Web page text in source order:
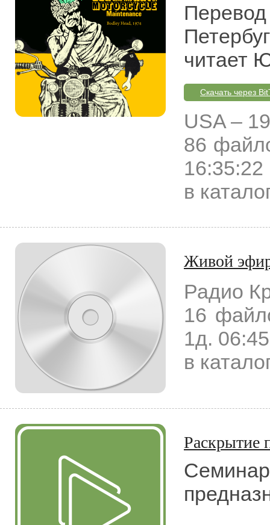
читает
Скачать через
USA–
86
16:35:22
в
Живой
Радио
16
1д.
в
Раскрытие
Семинар